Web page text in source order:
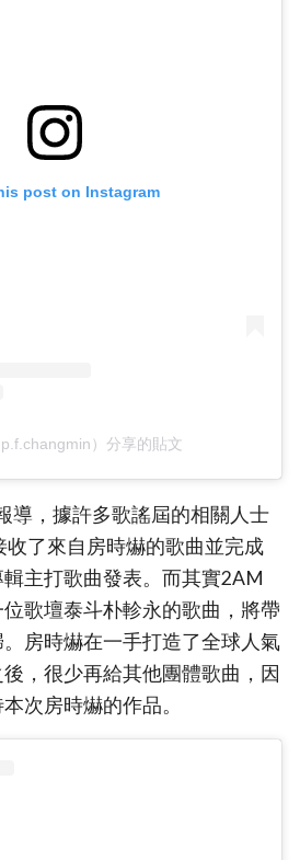
post on Instagram
@p.f.changmin）分享的貼文
導，據許多歌謠屆的相關人士
了來自房時爀的歌曲並完成
主打歌曲發表。而其實2AM
歌壇泰斗朴軫永的歌曲，將帶
房時爀在一手打造了全球人氣
，很少再給其他團體歌曲，因
次房時爀的作品。